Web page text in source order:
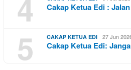
4 Cakap Ketua Edi :
5 CAKAP KETUA EDI 27 Jun
Cakap Ketua Edi: